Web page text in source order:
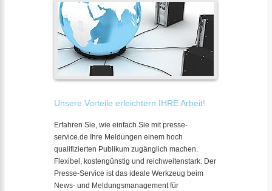
Unsere Vorteile erleichtern IHRE Arbeit!
Erfahren Sie, wie einfach Sie mit presse-
service.de Ihre Meldungen einem hoch
qualifizierten Publikum zugänglich machen.
Flexibel, kostengünstig und reichweitenstark. Der
Presse-Service ist das ideale Werkzeug beim
News- und Meldungsmanagement für